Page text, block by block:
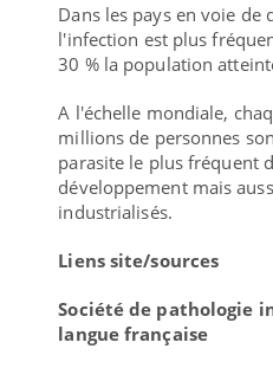
Dans les pays en voie de
l'infection est plus
30 % la population
A l'échelle mondiale,
millions de personnes
parasite le plus fréquent
développement mais
industrialisés.
Liens site/sources
Société de pathologie
langue française